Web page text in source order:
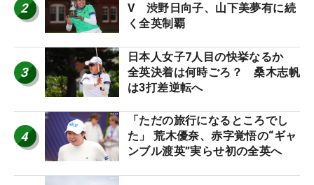
2
V 渋野日向子、山下美夢有に続
く全英制覇
3
日本人女子7人目の快挙なるか
全英決着は何時ごろ？ 桑木志帆
は3打差逆転へ
4
「ただの旅行になるところでし
た」 荒木優奈、赤字覚悟の“ギャ
ンブル渡英”実らせ初の全英へ